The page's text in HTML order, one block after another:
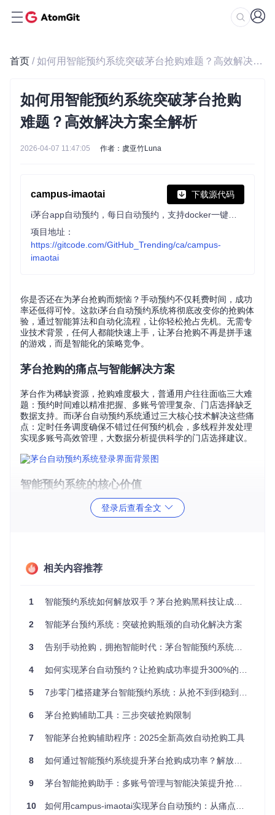
首页 / 如何用智能预约系统突破茅台抢购难题？高效解决方案全解析
如何用智能预约系统突破茅台抢购
难题？高效解决方案全解析
2026-04-07 11:47:05 作者：虞亚竹Luna
campus-imaotai 下载源代码
项目地址：
https://gitcode.com/GitHub_Trending/ca/campus-
imaotai
你是否还在为茅台抢购而烦恼？手动预约不仅耗费时间，成功
率还低得可怜。这款i茅台自动预约系统将彻底改变你的抢购体
验，通过智能算法和自动化流程，让你轻松抢占先机。无需专
业技术背景，任何人都能快速上手，让茅台抢购不再是拼手速
的游戏，而是智能化的策略竞争。
茅台抢购的痛点与智能解决方案
茅台作为稀缺资源，抢购难度极大，普通用户往往面临三大难
题：预约时间难以精准把握、多账号管理复杂、门店选择缺乏
数据支持。而i茅台自动预约系统通过三大核心技术解决这些痛
点：定时任务调度确保不错过任何预约机会，多线程并发处理
实现多账号高效管理，大数据分析提供科学的门店选择建议。
智能预约系统的核心价值
全自动化流程，解放双手
多账号集中管理，效率倍增
茅台账号。每个账号可以独立设置预约策略，系统会智能分配
数据驱动决策，提升成功率
系统内置智能门店推荐算法，基于历史数据和地理位置信息，
有的放矢，大幅提升抢购成功率。
适用场景与用户案例
适用人群分析
用户
需求痛点
系统解决方
预期收益
上班
时间不固定，经
定时自动预
不错过任何
登录后查看全文
相关内容推荐
1 智能预约系统如何解放双手？茅台抢购黑科技让成功率提升300%的秘密
2 智能茅台预约系统：突破抢购瓶颈的自动化解决方案
3 告别手动抢购，拥抱智能时代：茅台智能预约系统全方位解决方案
4 如何实现茅台自动预约？让抢购成功率提升300%的智能方案
5 7步零门槛搭建茅台智能预约系统：从抢不到到稳到手的全攻略
6 茅台抢购辅助工具：三步突破抢购限制
7 智能茅台抢购辅助程序：2025全新高效自动抢购工具
8 如何通过智能预约系统提升茅台抢购成功率？解放双手的自动化解决方案
9 茅台智能抢购助手：多账号管理与智能决策提升抢购成功率全攻略
10 如何用campus-imaotai实现茅台自动预约：从痛点到解决方案的完整指南